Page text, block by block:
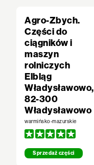
Agro-Zbych.
Części do
ciągników i
maszyn
rolniczych
Elbląg
Władysławowo,
82-300
Władysławowo
warmińsko-mazurskie
Sprzedaż części